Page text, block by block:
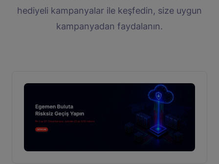
hediyeli kampanyalar ile keşfedin, size uygun
kampanyadan faydalanın.